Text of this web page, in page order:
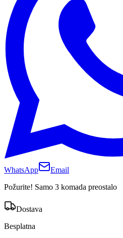
WhatsApp
Email
Požurite! Samo 3 komada preostalo
Dostava
Besplatna